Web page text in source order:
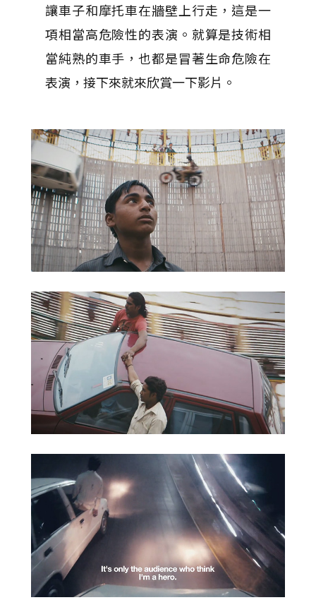
讓車子和摩托車在牆壁上行走，這是一
項相當高危險性的表演。就算是技術相
當純熟的車手，也都是冒著生命危險在
表演，接下來就來欣賞一下影片。